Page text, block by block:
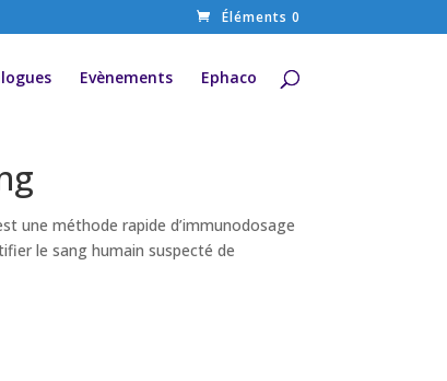
Éléments 0
Evènements Ephaco
une méthode rapide d’immunodosage
le sang humain suspecté de